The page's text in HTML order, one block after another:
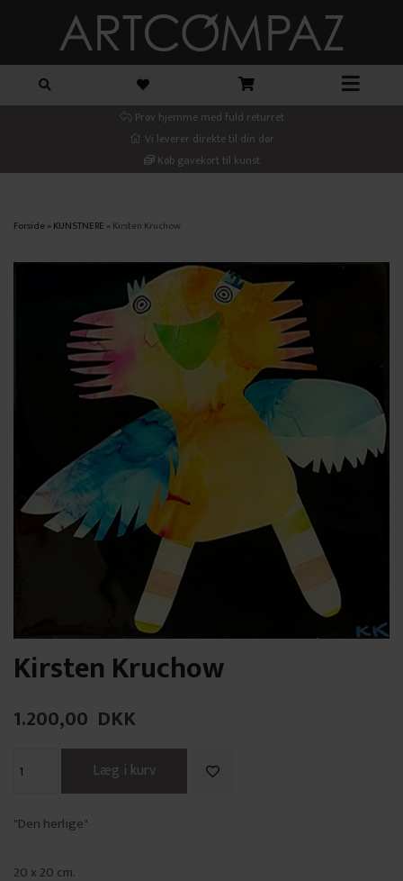
Prøv hjemme med fuld returret
Vi leverer direkte til din dør
Køb gavekort til kunst
Forside »KUNSTNERE »Kirsten Kruchow
Kirsten Kruchow
1.200,00 DKK
"Den herlige"
20 x 20 cm.